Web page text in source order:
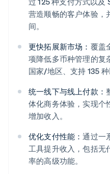
营造顺畅的客户体验，
间。
更快拓展新市场： 覆盖
项降低多币种管理的复
国家/地区、支持 135 种
统一线下与线上付款：
体化商务体验，实现个
增加收入。
优化支付性能：通过一
工具提升收入，包括无
率的高级功能。
English
爱尔兰
English